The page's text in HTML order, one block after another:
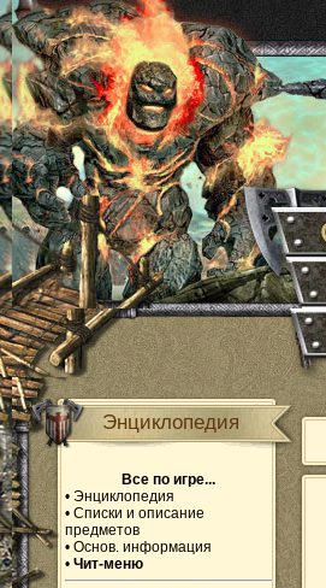
Энциклопедия
Все по игре...
• Энциклопедия
• Списки и описание
предметов
• Основ. информация
• Чит-меню